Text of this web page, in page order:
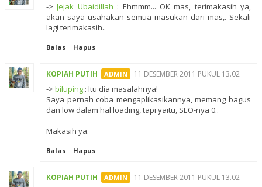
->Jejak Ubaidillah : Ehmmm... OK mas, terimakasih ya,
akan saya usahakan semua masukan dari mas,. Sekali
lagi terimakasih..
Balas Hapus
KOPIAH PUTIH 11 DESEMBER 2011 PUKUL 13.02
-> biluping : Itu dia masalahnya!
Saya pernah coba mengaplikasikannya, memang bagus
dan low dalam hal loading, tapi yaitu, SEO-nya 0..
Makasih ya.
Balas Hapus
KOPIAH PUTIH 11 DESEMBER 2011 PUKUL 13.02